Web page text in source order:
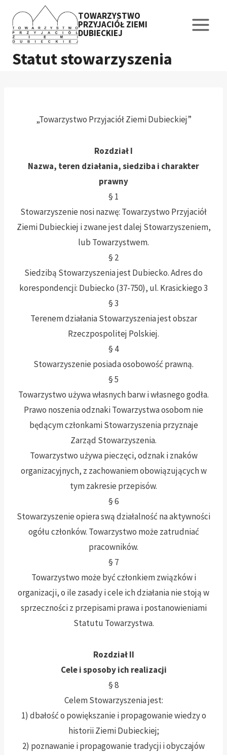
treści
TOWARZYSTWO
PRZYJACIÓŁ ZIEMI
DUBIECKIEJ
Statut stowarzyszenia
„Towarzystwo Przyjaciół Ziemi Dubieckiej”
Rozdział I
Nazwa, teren działania, siedziba i charakter
prawny
§ 1
Stowarzyszenie nosi nazwę: Towarzystwo Przyjaciół
Ziemi Dubieckiej i zwane jest dalej Stowarzyszeniem,
lub Towarzystwem.
§ 2
Siedzibą Stowarzyszenia jest Dubiecko. Adres do
korespondencji: Dubiecko (37-750), ul. Krasickiego 3
§ 3
Terenem działania Stowarzyszenia jest obszar
Rzeczpospolitej Polskiej.
§ 4
Stowarzyszenie posiada osobowość prawną.
§ 5
Towarzystwo używa własnych barw i własnego godła.
Prawo noszenia odznaki Towarzystwa osobom nie
będącym członkami Stowarzyszenia przyznaje
Zarząd Stowarzyszenia.
Towarzystwo używa pieczęci, odznak i znaków
organizacyjnych, z zachowaniem obowiązujących w
tym zakresie przepisów.
§ 6
Stowarzyszenie opiera swą działalność na aktywności
ogółu członków. Towarzystwo może zatrudniać
pracowników.
§ 7
Towarzystwo może być członkiem związków i
organizacji, o ile zasady i cele ich działania nie stoją w
sprzeczności z przepisami prawa i postanowieniami
Statutu Towarzystwa.
Rozdział II
Cele i sposoby ich realizacji
§ 8
Celem Stowarzyszenia jest:
1) dbałość o powiększanie i propagowanie wiedzy o
historii Ziemi Dubieckiej;
2) poznawanie i propagowanie tradycji i obyczajów